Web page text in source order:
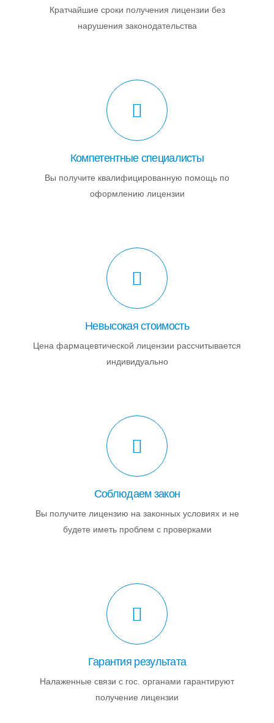
Кратчайшие сроки получения лицензии без
нарушения законодательства
Компетентные специалисты
Вы получите квалифицированную помощь по
оформлению лицензии
Невысокая стоимость
Цена фармацевтической лицензии рассчитывается
индивидуально
Соблюдаем закон
Вы получите лицензию на законных условиях и не
будете иметь проблем с проверками
Гарантия результата
Налаженные связи с гос. органами гарантируют
получение лицензии